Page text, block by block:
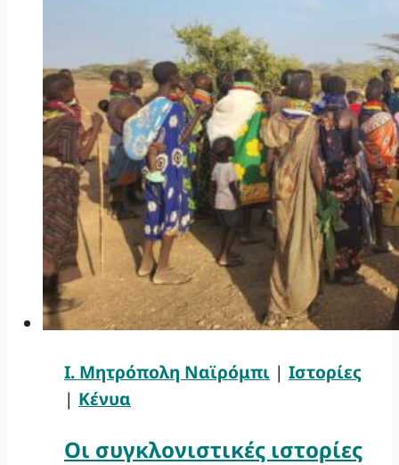
Ι. Μητρόπολη Ναϊρόμπι | Ιστορίες
| Κένυα
Οι συγκλονιστικές ιστορίες